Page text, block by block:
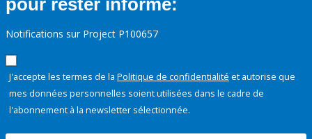
pour rester informé:
Notifications sur Project P100657
J'accepte les termes de la Politique de confidentialité et autorise que
mes données personnelles soient utilisées dans le cadre de
l'abonnement à la newsletter sélectionnée.